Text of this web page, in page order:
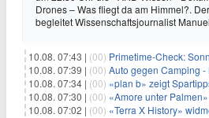
Drones – Was fliegt da am Himmel?.
begleitet Wissenschaftsjournalist
10.08. 07:43 | (00) Primetime-Check:
10.08. 07:39 | (00) Auto gegen Camping
10.08. 07:34 | (00) «plan b» zeigt Spartipps
10.08. 07:30 | (00) «Amore unter Palmen»
10.08. 07:02 | (00) «Terra X History» widmet sich